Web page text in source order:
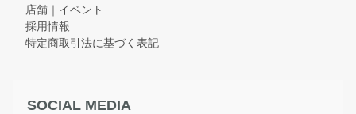
店舗｜イベント
採用情報
特定商取引法に基づく表記
SOCIAL MEDIA